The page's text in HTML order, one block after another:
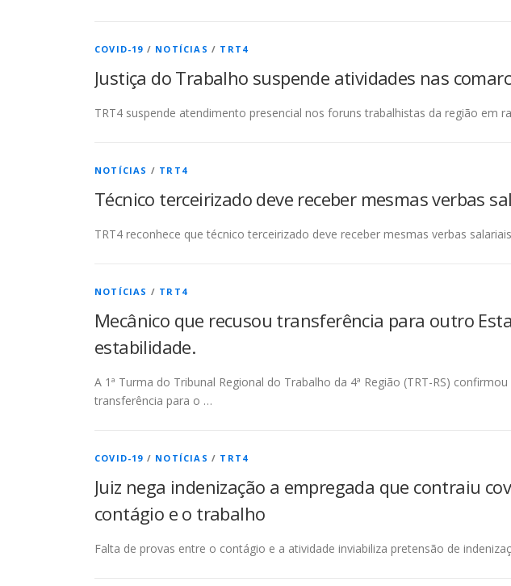
COVID-19 / NOTÍCIAS / TRT4
Justiça do Trabalho suspende atividades nas
TRT4 suspende atendimento presencial nos foruns trabalhistas da região em
NOTÍCIAS / TRT4
Técnico terceirizado deve receber mesmas verbas
TRT4 reconhece que técnico terceirizado deve receber mesmas verbas
NOTÍCIAS / TRT4
Mecânico que recusou transferência para outro
estabilidade.
A 1ª Turma do Tribunal Regional do Trabalho da 4ª Região (TRT-RS)
transferência para o …
COVID-19 / NOTÍCIAS / TRT4
Juiz nega indenização a empregada que contraiu
contágio e o trabalho
Falta de provas entre o contágio e a atividade inviabiliza pretensão de